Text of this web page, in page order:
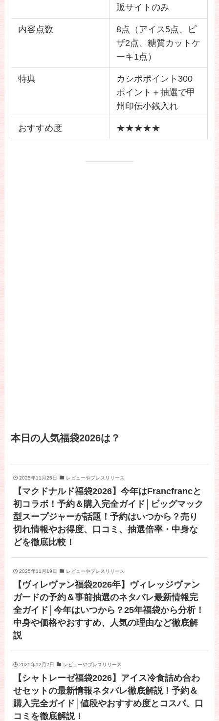
販サイトのみ
内容点数
8点（アイス5点、ピ
ザ2点、糖質カットケ
ーキ1点）
特典
カシポポイント300
ポイント＋抽選で甲
州印伝小銭入れ
おすすめ度 ★★★★★
本日の人気福袋2026は？
2025年11月25日 レビューやプレスリリース
【マクドナルド福袋2026】今年はFrancfrancと
初コラボ！予約＆購入完全ガイド│ビッグマック
型スープジャーが話題！予約はいつから？売り
切れ情報やお得度、口コミ、抽選倍率・中身な
どを徹底比較！
2025年11月19日 レビューやプレスリリース
【ヴィレヴァン福袋2026年】ヴィレッジヴァン
ガードの予約＆事前抽選のネタバレ最新情報完
全ガイド│今年はいつから？25年福袋から分析！
中身や価格やおすすめ、人気の理由など徹底解
説
2025年12月2日 レビューやプレスリリース
【シャトレーゼ福袋2026】アイス冷食詰め合わ
せセットの最新情報ネタバレ徹底解説！予約＆
購入完全ガイド│値段やおすすめ度とコスパ、口
コミを徹底解説！